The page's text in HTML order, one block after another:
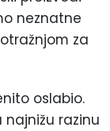
neznatne
za
oslabio.
najnižu razinu